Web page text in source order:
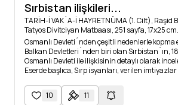
Sırbistan ilişkileri...
TARİH-İ VAK´A-İ HAYRETNÜMA (1. Cilt), Raşid
Tatyos Divitciyan Matbaası, 251 sayfa, 17x25
Osmanlı Devleti´nden çeşitli nedenlerle kopma
Balkan Devletleri´nden biri olan Sırbistan´ın,
Osmanlı Devleti ile ilişkisinin detaylı olarak
Eserde başlıca, Sırp isyanları, verilen
10
11